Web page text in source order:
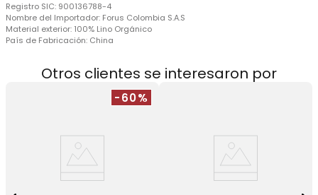
Registro SIC: 900136788-4
Nombre del Importador: Forus Colombia S.A.S
Material exterior: 100% Lino Orgánico
País de Fabricación: China
Otros clientes se interesaron por
-60%